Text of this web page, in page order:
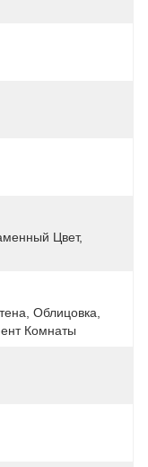
Цвет,
Облицовка,
Комнаты